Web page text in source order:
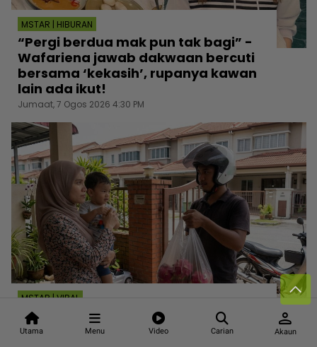
Utama Menu Video Carian
person
Akaun
MSTAR | HIBURAN
“Pergi berdua mak pun tak bagi” -
Wafariena jawab dakwaan bercuti
bersama ‘kekasih’, rupanya kawan
lain ada ikut!
Jumaat, 7 Ogos 2026 4:30 PM
MSTAR | VIRAL
“Bukan suruh masak pun” - Wanita
sakit hati sikap berkira pengasuh,